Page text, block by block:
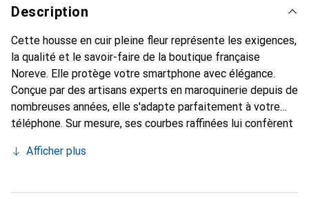
Description
Cette housse en cuir pleine fleur représente les exigences,
la qualité et le savoir-faire de la boutique française
Noreve. Elle protège votre smartphone avec élégance.
Conçue par des artisans experts en maroquinerie depuis de
nombreuses années, elle s'adapte parfaitement à votre
téléphone. Sur mesure, ses courbes raffinées lui confèrent
et indispensable de votre smartphone. Reconnaître
marque Noreve est un choix sûr pour une clientèle
Afficher plus